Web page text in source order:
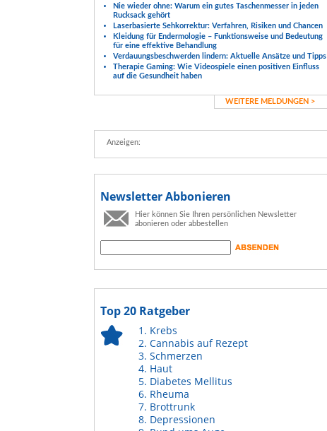
Nie wieder ohne: Warum ein gutes Taschenmesser in jeden
Rucksack gehört
Laserbasierte Sehkorrektur: Verfahren, Risiken und Chancen
Kleidung für Endermologie – Funktionsweise und Bedeutung
für eine effektive Behandlung
Verdauungsbeschwerden lindern: Aktuelle Ansätze und Tipps
Therapie Gaming: Wie Videospiele einen positiven Einfluss
auf die Gesundheit haben
WEITERE MELDUNGEN >
Anzeigen:
Newsletter Abbonieren
Hier können Sie Ihren persönlichen Newsletter
abonieren oder abbestellen
Top 20 Ratgeber
Krebs
Cannabis auf Rezept
Schmerzen
Haut
Diabetes Mellitus
Rheuma
Brottrunk
Depressionen